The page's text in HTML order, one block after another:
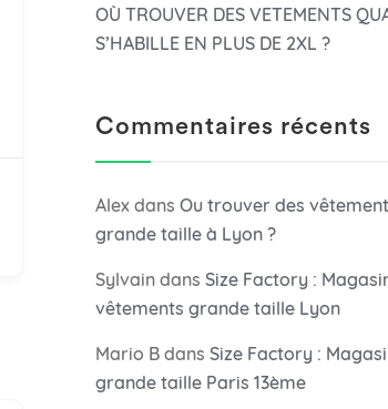
OÙ TROUVER DES VETEMENTS
S’HABILLE EN PLUS DE 2XL ?
Commentaires récents
Alex dans Ou trouver des
grande taille à Lyon ?
Sylvain dans Size Factory :
vêtements grande taille Lyon
Mario B dans Size Factory :
grande taille Paris 13ème